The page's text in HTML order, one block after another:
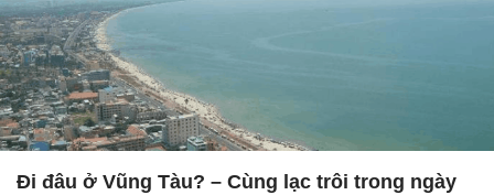
Đi đâu ở Vũng Tàu? – Cùng lạc trôi trong ngày